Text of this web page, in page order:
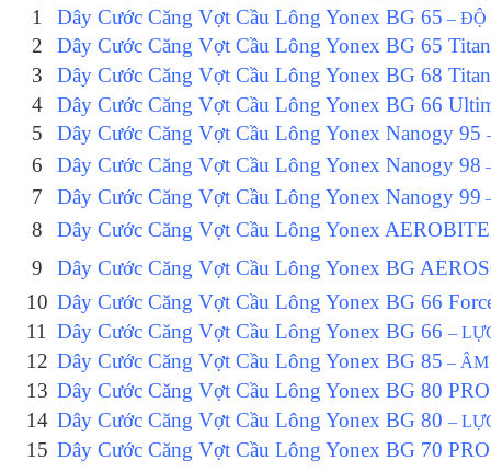
1
Dây Cước Căng Vợt Cầu Lông Yonex BG 65 – ĐỘ
2
Dây Cước Căng Vợt Cầu Lông Yonex BG 65
3
Dây Cước Căng Vợt Cầu Lông Yonex BG 68
4
Dây Cước Căng Vợt Cầu Lông Yonex BG 66
5
Dây Cước Căng Vợt Cầu Lông Yonex Nanogy 95
6 Dây Cước Căng Vợt Cầu Lông Yonex Nanogy 98
7 Dây Cước Căng Vợt Cầu Lông Yonex Nanogy 99
8
Dây Cước Căng Vợt Cầu Lông Yonex
9
Dây Cước Căng Vợt Cầu Lông Yonex BG
10 Dây Cước Căng Vợt Cầu Lông Yonex BG 66
11
Dây Cước Căng Vợt Cầu Lông Yonex BG 66 –
12 Dây Cước Căng Vợt Cầu Lông Yonex BG 85 –
13 Dây Cước Căng Vợt Cầu Lông Yonex BG 80
14 Dây Cước Căng Vợt Cầu Lông Yonex BG 80 –
15 Dây Cước Căng Vợt Cầu Lông Yonex BG 70